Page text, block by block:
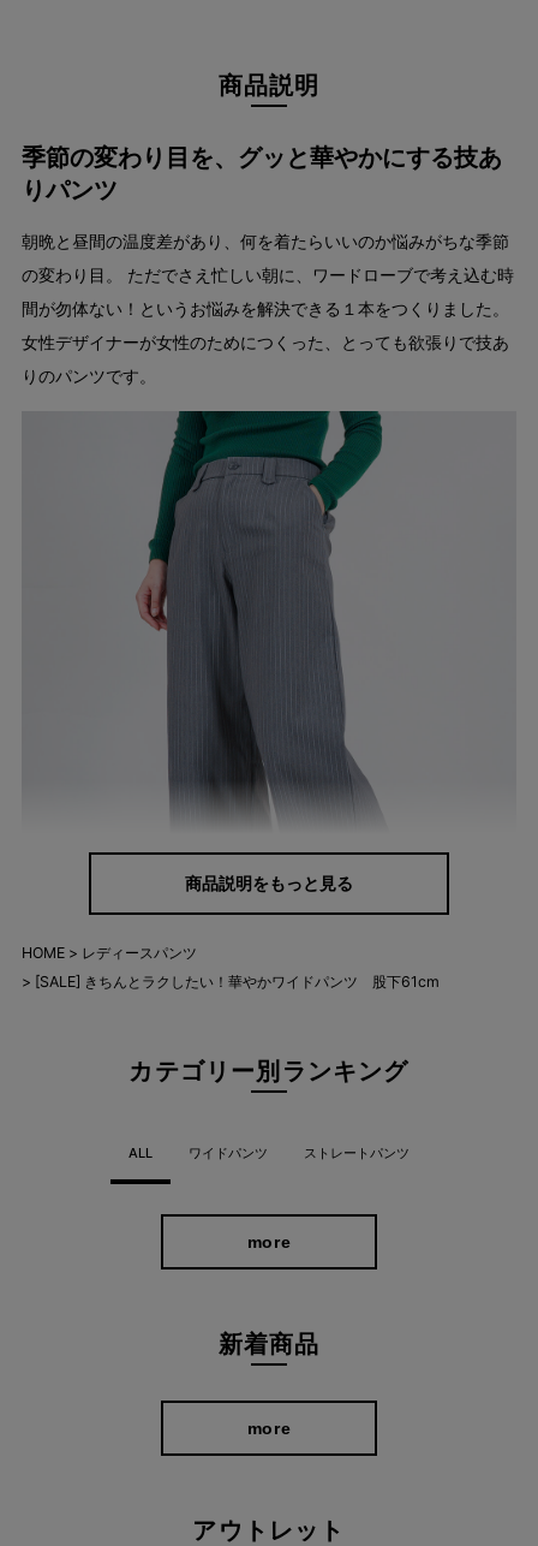
商品説明
季節の変わり目を、グッと華やかにする技あ
りパンツ
朝晩と昼間の温度差があり、何を着たらいいのか悩みがちな季節
の変わり目。 ただでさえ忙しい朝に、ワードローブで考え込む時
間が勿体ない！というお悩みを解決できる１本をつくりました。
女性デザイナーが女性のためにつくった、とっても欲張りで技あ
りのパンツです。
バリエーション豊富だから、お気に入りがき
どんなトップスにも合わせやすく、きれいに見えるシンプルかつ
さらに、どのバリエーションも洗濯機で洗えるから、デイリー使
いにピッタリなのもうれしいポイントです。
商品説明をもっと見る
HOME
レディースパンツ
[SALE] きちんとラクしたい！華やかワイドパンツ 股下61cm
カテゴリー別ランキング
ALL ワイドパンツ ストレートパンツ
more
新着商品
more
アウトレット